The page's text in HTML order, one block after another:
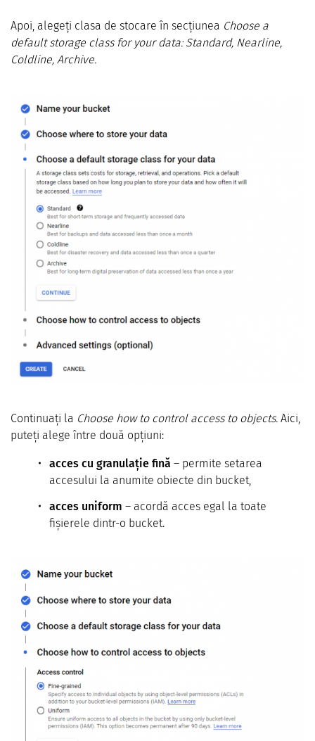
Apoi, alegeți clasa de stocare în secțiunea Choose a
default storage class for your data: Standard, Nearline,
Coldline, Archive.
Continuați la Choose how to control access to objects. Aici,
puteți alege între două opțiuni:
acces cu granulație fină – permite setarea
accesului la anumite obiecte din bucket,
acces uniform – acordă acces egal la toate
fișierele dintr-o bucket.